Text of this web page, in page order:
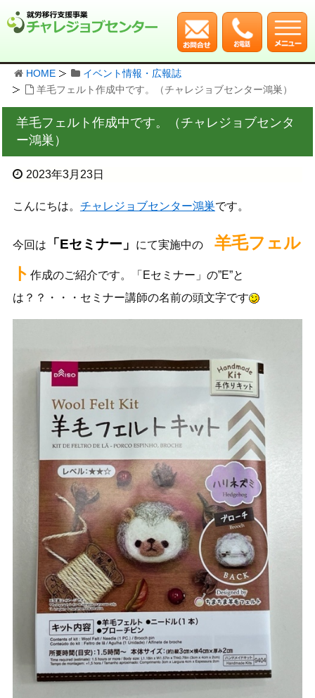
HOME
イベント情報・広報誌
羊毛フェルト作成中です。（チャレジョブセンター鴻巣）
羊毛フェルト作成中です。（チャレジョブセンタ
ー鴻巣）
2023年3月23日
こんにちは。 チャレジョブセンター鴻巣です。
今回は 「Eセミナー」 にて実施中の 羊毛フェル
ト 作成のご紹介です。「Eセミナー」の”E”と
は？？・・・セミナー講師の名前の頭文字です